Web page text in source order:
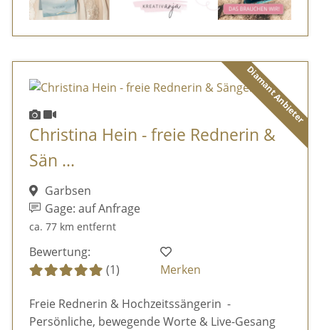
Diamant Anbieter
Christina Hein - freie Rednerin &
Sän ...
Garbsen
Gage: auf Anfrage
ca. 77 km entfernt
Bewertung:
(1)
Merken
Freie Rednerin & Hochzeitssängerin -
Persönliche, bewegende Worte & Live-Gesang